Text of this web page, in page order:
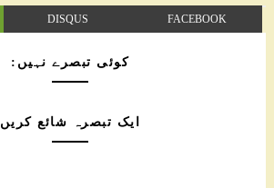
DISQUS FACEBOOK
کوئی تبصرے نہیں:
ایک تبصرہ شائع کریں